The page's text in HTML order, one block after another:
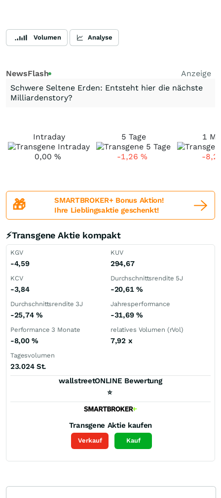
Volumen Analyse
NewsFlash
Anzeige
Schwere Seltene Erden: Entsteht hier die nächste
Milliardenstory?
Intraday
0,00 %
5 Tage
-1,26 %
1
-
🎁
SMARTBROKER+ Bonus Aktion!
Ihre Lieblingsaktie geschenkt!
⚡Transgene Aktie kompakt
KGV
-4,59
KUV
294,67
KCV
-3,84
Durchschnittsrendite 5J
-20,61 %
Durchschnittsrendite 3J
-25,74 %
Jahresperformance
-31,69 %
Performance 3 Monate
-8,00%
relatives Volumen (rVol)
7,92 x
Tagesvolumen
23.024 St.
wallstreetONLINE Bewertung
⭐
Transgene Aktie kaufen
Verkauf Kauf